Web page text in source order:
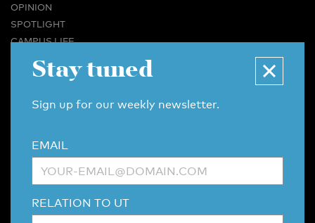
OPINION
SPOTLIGHT
CAMPUS LIFE
BUSINESS & CAREER
CONTACT
ARCHIVE
MORE
LINKS
DISCLAIMER / COPYRIGHT REDACTIESTATUUT/EDITORIAL STATUTE
Stay tuned
Sign up for our weekly newsletter.
EMAIL
RELATION TO UT